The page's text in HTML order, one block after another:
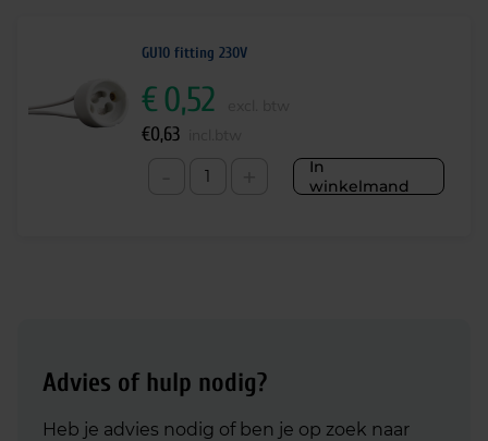
GU10 fitting 230V
In
winkelmand
€0,52
€0,63
Advies of hulp nodig?
Heb je advies nodig of ben je op zoek naar